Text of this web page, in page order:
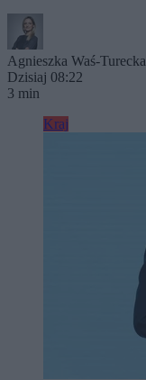
Agnieszka Waś-Turecka
Dzisiaj 08:22
3 min
Kraj